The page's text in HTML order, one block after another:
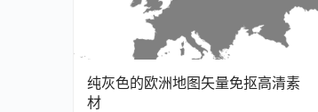
纯灰色的欧洲地图矢量免抠高清素
材